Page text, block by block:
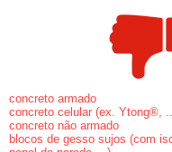
concreto armado
concreto celular (ex. Ytong®,
concreto não armado
blocos de gesso sujos (com